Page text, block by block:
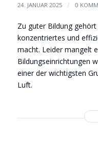
24. JANUAR 2025 / 0
Zu guter Bildung
konzentriertes und
macht. Leider mangelt
Bildungseinrichtungen
einer der wichtigsten
Luft.